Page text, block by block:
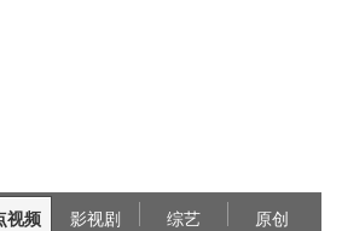
视频 影视剧 综艺 原创